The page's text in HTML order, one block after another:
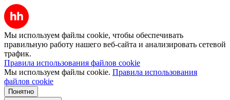
Мы используем файлы cookie, чтобы обеспечивать
правильную работу нашего веб-сайта и анализировать сетевой
трафик.
Правила использования файлов cookie
Мы используем файлы cookie. Правила использования
файлов cookie
Понятно